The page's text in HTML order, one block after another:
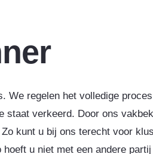
We regelen het volledige
staat verkeerd. Door ons
kunt u bij ons terecht voor
u niet met een andere